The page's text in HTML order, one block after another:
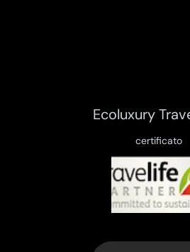
Ecoluxury
certificato